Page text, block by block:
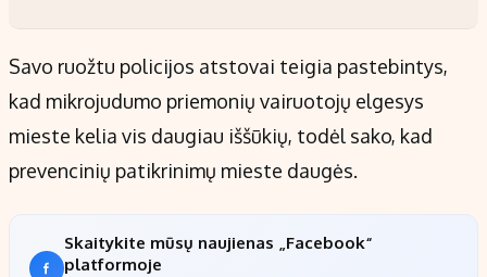
Savo ruožtu policijos atstovai teigia pastebintys,
kad mikrojudumo priemonių vairuotojų elgesys
mieste kelia vis daugiau iššūkių, todėl sako, kad
prevencinių patikrinimų mieste daugės.
Skaitykite mūsų naujienas „Facebook“
platformoje